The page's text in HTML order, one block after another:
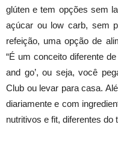
glúten e tem opções sem
açúcar ou low carb, sem
refeição, uma opção de
“É um conceito diferente
and go’, ou seja, você
Club ou levar para casa.
diariamente e com
nutritivos e fit, diferentes do